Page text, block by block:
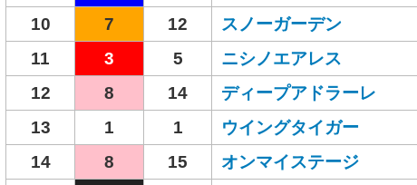
10
7 12 スノーガーデン
11
3 5 ニシノエアレス
12
8 14 ディープアドラーレ
13
1 1 ウイングタイガー
14
8 15 オンマイステージ